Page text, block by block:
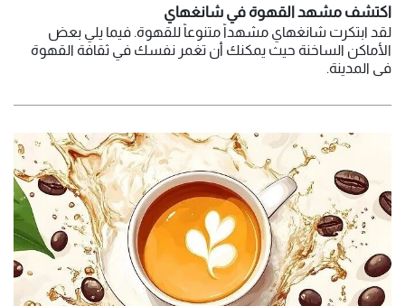
اكتشف مشهد القهوة في شانغهاي
لقد ابتكرت شانغهاي مشهداً متنوعاً للقهوة. فيما يلي بعض
الأماكن الساخنة حيث يمكنك أن تغمر نفسك في ثقافة القهوة
في المدينة.